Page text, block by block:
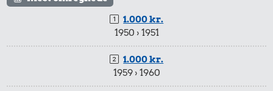
1.000 kr.
1950 › 1951
1.000 kr.
1959 › 1960